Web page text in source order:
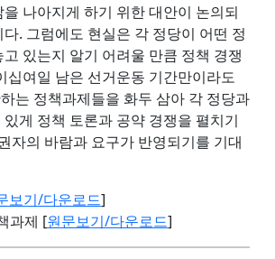
나아지게 하기 위한 대안이 논의되
. 그럼에도 현실은 각 정당이 어떤 정
있는지 알기 어려울 만큼 정책 경쟁
십여일 남은 선거운동 기간만이라도
는 정책과제들을 화두 삼아 각 정당과
게 정책 토론과 공약 경쟁을 펼치기
자의 바람과 요구가 반영되기를 기대
보기/다운로드]
과제 [원문보기/다운로드]